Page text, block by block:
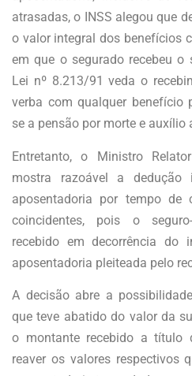
atrasadas, o INSS alegou que
o valor integral dos benefícios
em que o segurado recebeu o
Lei nº 8.213/91 veda o
verba com qualquer benefício
se a pensão por morte e auxílio
Entretanto, o Ministro
mostra razoável a dedução
aposentadoria por tempo de
coincidentes, pois o
recebido em decorrência do
aposentadoria pleiteada pelo
A decisão abre a
que teve abatido do valor da
o montante recebido a título
reaver os valores respectivos